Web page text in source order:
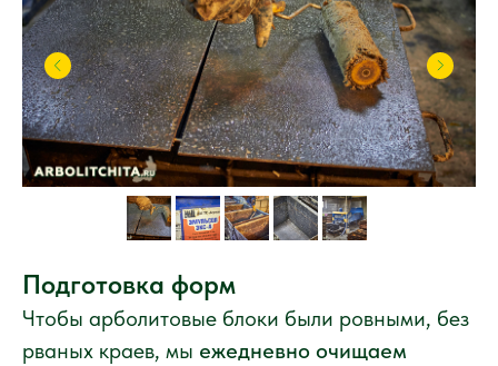
Подготовка форм
Чтобы арболитовые блоки были ровными, без
рваных краев, мы ежедневно очищаем